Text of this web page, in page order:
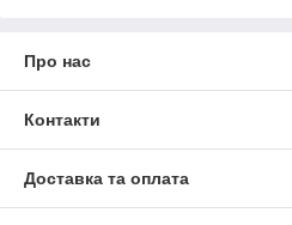
Про нас
Контакти
Доставка та оплата